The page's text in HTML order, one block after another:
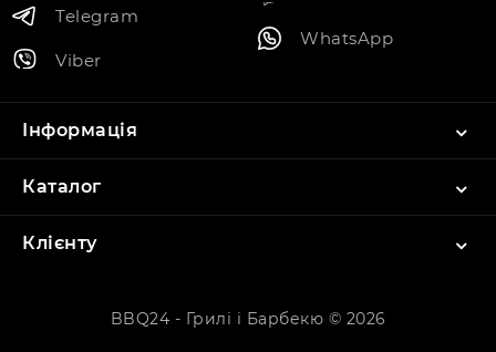
Telegram
Viber
WhatsApp
Інформація
Каталог
Клієнту
BBQ24 - Грилі і Барбекю © 2026